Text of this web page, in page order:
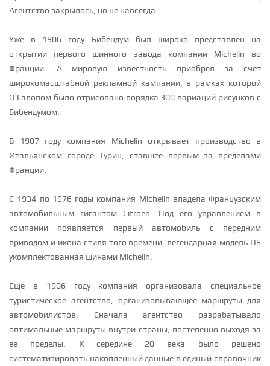
Агентство закрылось, но не навсегда.
Уже в 1906 году Бибендум был широко представлен на
открытии первого шинного завода компании Michelin во
Франции. А мировую известность приобрел за счет
широкомасштабной рекламной кампании, в рамках которой
О`Галопом было отрисовано порядка 300 вариаций рисунков с
Бибендумом.
В 1907 году компания Michelin открывает производство в
Итальянском городе Турин, ставшее первым за пределами
Франции.
С 1934 по 1976 годы компания Michelin владела Французским
автомобильным гигантом Citroen. Под его управлением в
компании появляется первый автомобиль с передним
приводом и икона стиля того времени, легендарная модель DS
укомплектованная шинами Michelin.
Еще в 1906 году компания организовала специальное
туристическое агентство, организовывающее маршруты для
автомобилистов. Сначала агентство разрабатывало
оптимальные маршруты внутри страны, постепенно выходя за
ее пределы. К середине 20 века было решено
систематизировать накопленный данные в единый справочник